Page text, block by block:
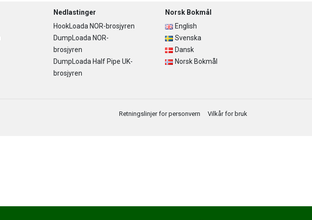
Nedlastinger
HookLoada NOR-brosjyren
DumpLoada NOR-
brosjyren
DumpLoada Half Pipe UK-
brosjyren
Norsk Bokmål
English
Svenska
Dansk
Norsk Bokmål
Retningslinjer for personvern Vilkår for bruk